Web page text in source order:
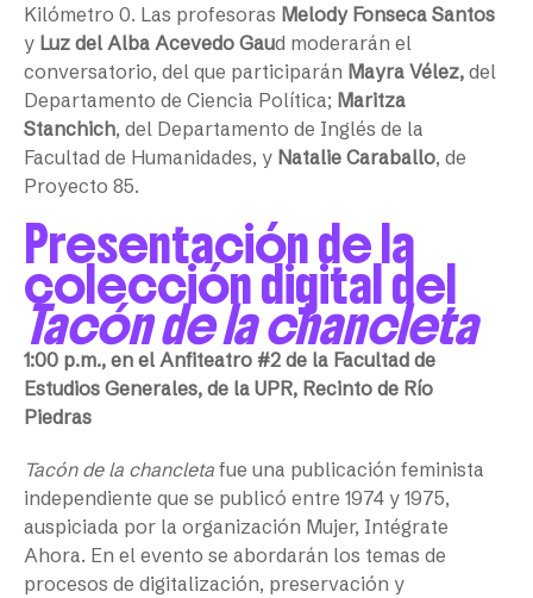
Kilómetro 0. Las profesoras Melody Fonseca Santos
y Luz del Alba Acevedo Gaud moderarán el
conversatorio, del que participarán Mayra Vélez, del
Departamento de Ciencia Política; Maritza
Stanchich, del Departamento de Inglés de la
Facultad de Humanidades, y Natalie Caraballo, de
Proyecto 85.
Presentación de la
colección digital del
Tacón de la chancleta
1:00 p.m., en el Anfiteatro #2 de la Facultad de
Estudios Generales, de la UPR, Recinto de Río
Piedras
Tacón de la chancleta fue una publicación feminista
independiente que se publicó entre 1974 y 1975,
auspiciada por la organización Mujer, Intégrate
Ahora. En el evento se abordarán los temas de
procesos de digitalización, preservación y